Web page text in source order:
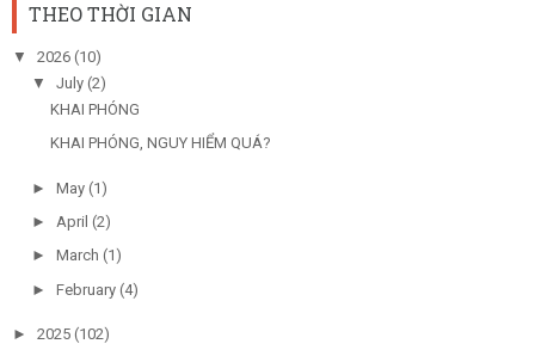
THEO THỜI GIAN
▼ 2026 (10)
▼
July (2)
KHAI PHÓNG
KHAI PHÓNG, NGUY HIỂM QUÁ?
► May (1)
► April (2)
► March (1)
► February (4)
► 2025 (102)